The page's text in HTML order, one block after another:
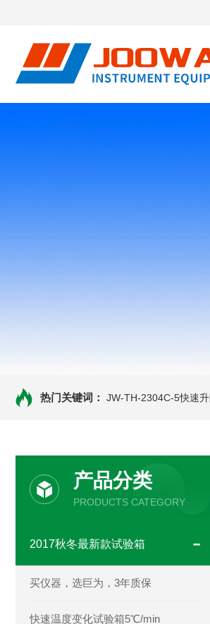
热门关键词： JW-TH-2304C-5快速
产品分类
PRODUCTS CATEGORY
2017秋冬最新款试验箱
买仪器，选巨为，3年质保
快速温度变化试验箱5℃/min